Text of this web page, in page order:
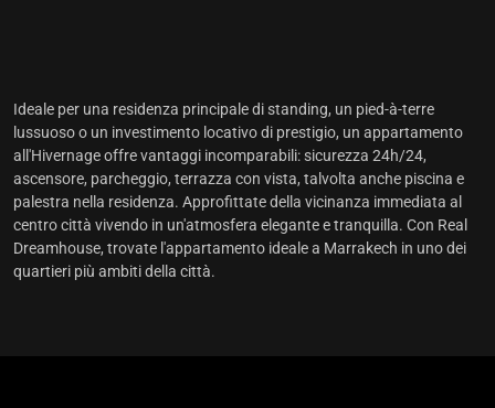
Ideale per una residenza principale di standing, un pied-à-terre
lussuoso o un investimento locativo di prestigio, un appartamento
all'Hivernageoffre vantaggi incomparabili: sicurezza 24h/24,
ascensore, parcheggio, terrazza con vista, talvolta anche piscina e
palestra nella residenza. Approfittate della vicinanza immediata al
centro città vivendo in un'atmosfera elegante e tranquilla. Con Real
Dreamhouse, trovate l'appartamento ideale a Marrakech in uno dei
quartieri più ambiti della città.